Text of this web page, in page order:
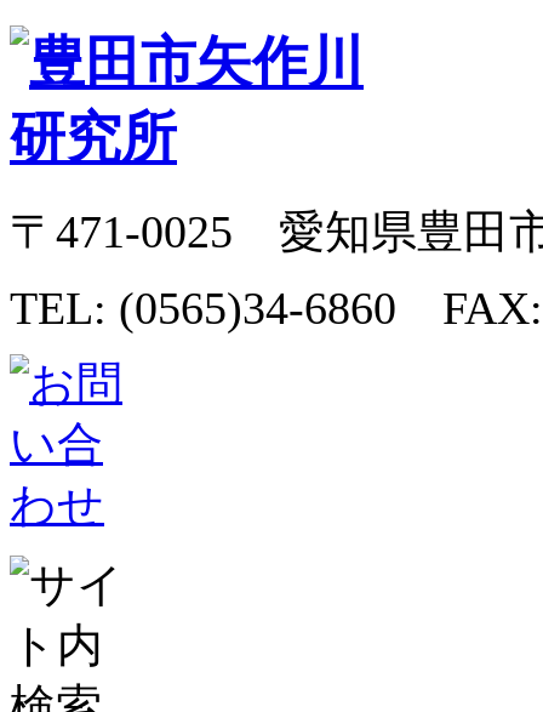
〒471-0025 愛知県豊田
TEL: (0565)34-6860 FAX: